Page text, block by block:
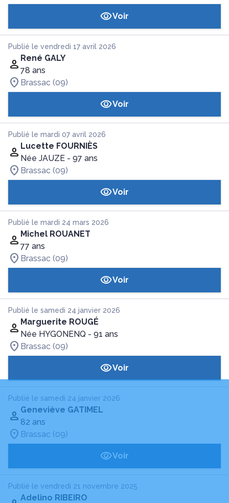
Voir
Publié le vendredi 17 avril 2026
René GALY
78 ans
Brassac (09)
Voir
Publié le mardi 07 avril 2026
Lucette FOURNIÈS
Née JAUZE - 97 ans
Brassac (09)
Voir
Publié le mardi 24 mars 2026
Michel ROUANET
77 ans
Brassac (09)
Voir
Publié le samedi 24 janvier 2026
Marguerite ROUGÉ
Née HYGONENQ - 91 ans
Brassac (09)
Voir
Publié le samedi 24 janvier 2026
Geneviève GATIMEL
82 ans
Brassac (09)
Voir
Publié le vendredi 21 novembre 2025
Adelino RIBEIRO